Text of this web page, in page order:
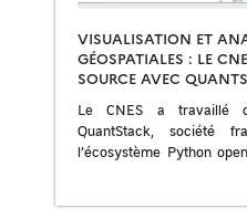
VISUALISATION ET
GÉOSPATIALES : LE
SOURCE AVEC
Le CNES a travaillé
QuantStack, société
l’écosystème Python
scientifiques. Basée à